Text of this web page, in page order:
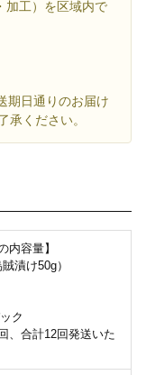
加工）を区域内で
期日通りのお届け
承ください。
内容量】
漬け50g）
ク
、合計12回発送いた